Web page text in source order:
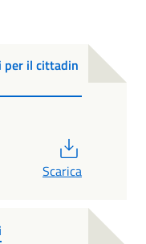
per il cittadin
Scarica